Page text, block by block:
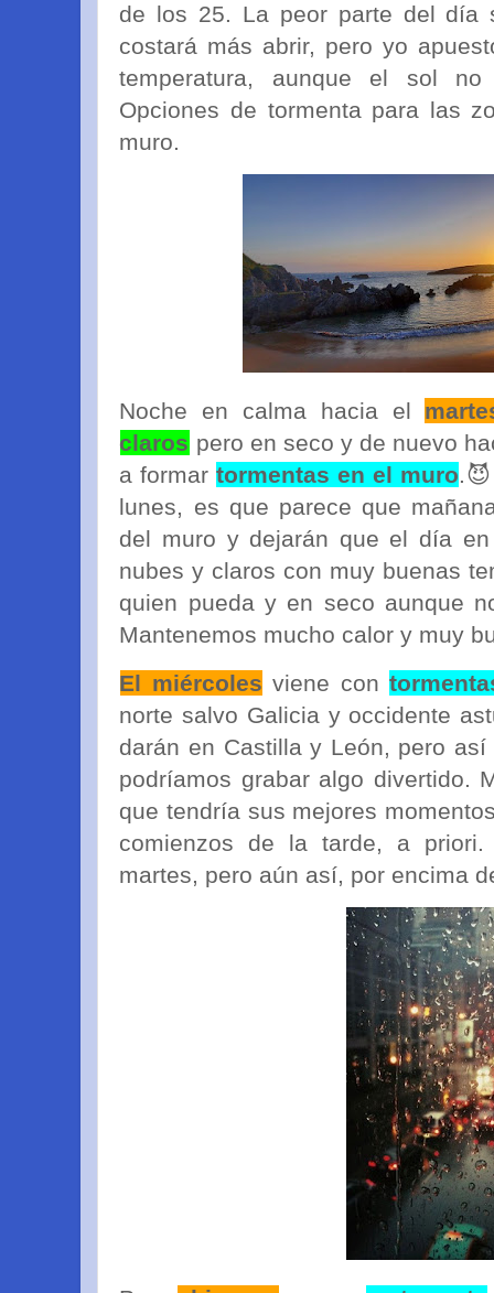
de los 25. La peor parte del día
costará más abrir, pero yo
temperatura, aunque el sol
Opciones de tormenta para las
muro.
Noche en calma hacia el
claros pero en seco y de nuevo
a formartormentas en el muro
lunes, es que parece que
del muro y dejarán que el día
nubes y claros con muy buenas
quien pueda y en seco aunque
Mantenemos mucho calor y muy
El miércoles viene con
norte salvo Galicia y occidente
darán en Castilla y León, pero
podríamos grabar algo divertido.
que tendría sus mejores
comienzos de la tarde, a
martes, pero aún así, por encima